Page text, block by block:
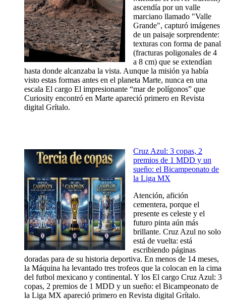
ascendía por un valle
marciano llamado "Valle
Grande", capturó imágenes
de un paisaje sorprendente:
texturas con forma de panal
(fracturas poligonales de 4
a 8 cm) que se extendían
hasta donde alcanzaba la vista. Aunque la misión ya había
visto estas formas antes en el planeta Marte, nunca en una
escala El cargo El impresionante “mar de polígonos” que
Curiosity encontró en Marte apareció primero en Revista
digital Grítalo.
Cruz Azul: 3 copas, 2
premios de 1 MDD y un
sueño: el Bicampeonato de
la Liga MX
Atención, afición
cementera, porque el
presente es celeste y el
futuro pinta aún más
brillante. Cruz Azul no solo
está de vuelta: está
escribiendo páginas
doradas para de su historia deportiva. En menos de 14 meses,
la Máquina ha levantado tres trofeos que la colocan en la cima
del futbol mexicano y continental. Y los El cargo Cruz Azul: 3
copas, 2 premios de 1 MDD y un sueño: el Bicampeonato de
la Liga MX apareció primero en Revista digital Grítalo.